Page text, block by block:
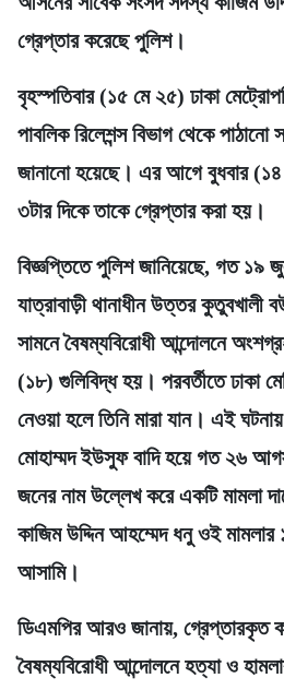
গ্রেপ্তার করেছে পুলিশ।
বৃহস্পতিবার (১৫ মে ২৫) ঢাকা
পাবলিক রিলেশন্স বিভাগ থেকে
জানানো হয়েছে। এর আগে বুধবার (১৪
৩টার দিকে তাকে গ্রেপ্তার করা হয়।
বিজ্ঞপ্তিতে পুলিশ জানিয়েছে, গত ১৯
যাত্রাবাড়ী থানাধীন উত্তর কুতুবখালী
সামনে বৈষম্যবিরোধী আন্দোলনে
(১৮) গুলিবিদ্ধ হয়। পরবর্তীতে ঢাকা
নেওয়া হলে তিনি মারা যান। এই
মোহাম্মদ ইউসুফ বাদি হয়ে গত ২৬
জনের নাম উল্লেখ করে একটি মামলা
কাজিম উদ্দিন আহম্মেদ ধনু ওই মামলার
আসামি।
ডিএমপির আরও জানায়, গ্রেপ্তারকৃত
বৈষম্যবিরোধী আন্দোলনে হত্যা ও